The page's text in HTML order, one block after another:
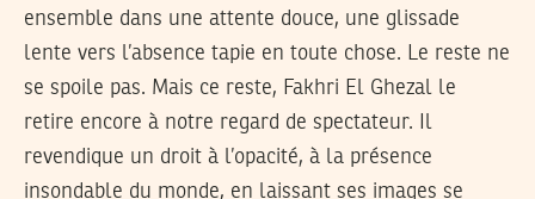
ensemble dans une attente douce, une glissade
lente vers l’absence tapie en toute chose. Le reste ne
se spoile pas. Mais ce reste, Fakhri El Ghezal le
retire encore à notre regard de spectateur. Il
revendique un droit à l’opacité, à la présence
insondable du monde, en laissant ses images se